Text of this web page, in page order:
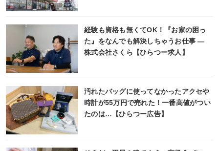
経験も資格も無くてOK！『お家の困っ
た』をなんでも解決しちゃうお仕事 ―
株式会社さくら【ひらつー求人】
汚れたバッグに使ってなかったアクセや
時計が55万円で売れた！一番高値がつい
たのは…【ひらつー広告】